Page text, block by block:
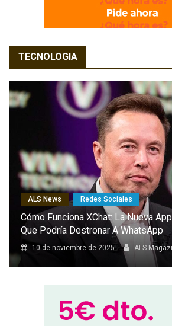
TECNOLOGIA
ALS News Redes Sociales
El Combat Aircraft 1: El Dron Furtivo
Podría Marcar Un Antes Y Un
Capacidades De Europa
8 de octubre de 2025 ALS Magazine